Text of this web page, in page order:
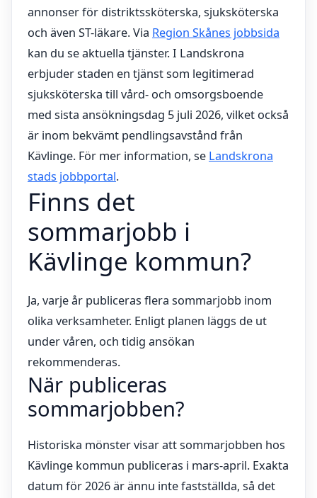
annonser för distriktssköterska, sjuksköterska
och även ST-läkare. Via Region Skånes jobbsida
kan du se aktuella tjänster. I Landskrona
erbjuder staden en tjänst som legitimerad
sjuksköterska till vård- och omsorgsboende
med sista ansökningsdag 5 juli 2026, vilket också
är inom bekvämt pendlingsavstånd från
Kävlinge. För mer information, se Landskrona
stads jobbportal.
Finns det
sommarjobb i
Kävlinge kommun?
Ja, varje år publiceras flera sommarjobb inom
olika verksamheter. Enligt planen läggs de ut
under våren, och tidig ansökan
rekommenderas.
När publiceras
sommarjobben?
Historiska mönster visar att sommarjobben hos
Kävlinge kommun publiceras i mars‑april. Exakta
datum för 2026 är ännu inte fastställda, så det